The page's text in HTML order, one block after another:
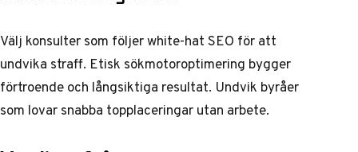
Välj konsulter som följer white-hat SEO för att
undvika straff. Etisk sökmotoroptimering bygger
förtroende och långsiktiga resultat. Undvik byråer
som lovar snabba topplaceringar utan arbete.